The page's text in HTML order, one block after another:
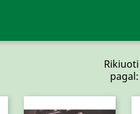
Rikiuoti
pagal: